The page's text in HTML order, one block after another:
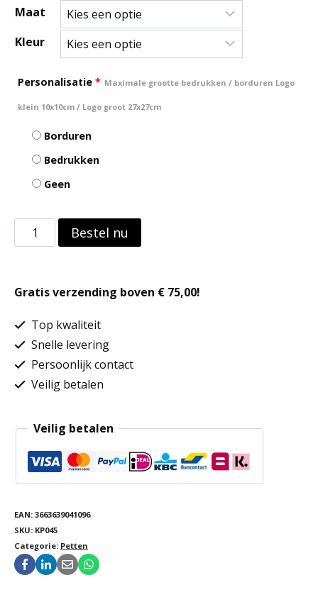
Maat
Kleur
Personalisatie * Maximale grootte bedrukken / borduren Logo
klein 10x10cm / Logo groot 27x27cm
Borduren
Bedrukken
Geen
Racing
-
pet
Panelen
aantal
Bestel nu
Gratis verzending boven € 75,00!
Top kwaliteit
Snelle levering
Persoonlijk contact
Veilig betalen
Veilig betalen
EAN: 3663639041096
SKU: KP045
Categorie: Petten